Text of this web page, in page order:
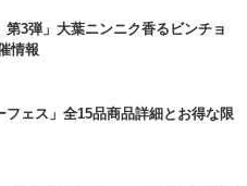
3弾」大葉ニンニク香るビンチョ
情報
フェス」全15品商品詳細とお得な限